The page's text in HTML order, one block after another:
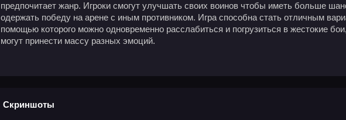
предпочитает жанр. Игроки смогут улучшать своих воинов чтобы иметь больше
одержать победу на арене с иным противником. Игра способна стать отличным
помощью которого можно одновременно расслабиться и погрузиться в жестокие
могут принести массу разных эмоций.
Скриншоты